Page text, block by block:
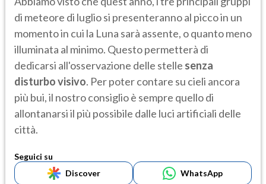
di meteore di luglio si presenteranno al picco in un
momento in cui la Luna sarà assente, o quanto meno
illuminata al minimo. Questo permetterà di
dedicarsi all'osservazione delle stelle senza
disturbo visivo. Per poter contare su cieli ancora
più bui, il nostro consiglio è sempre quello di
allontanarsi il più possibile dalle luci artificiali delle
città.
Seguici su
Discover
WhatsApp